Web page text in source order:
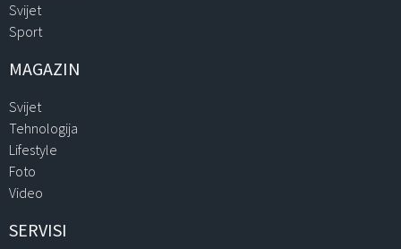
Svijet
Sport
MAGAZIN
Svijet
Tehnologija
Lifestyle
Foto
Video
SERVISI